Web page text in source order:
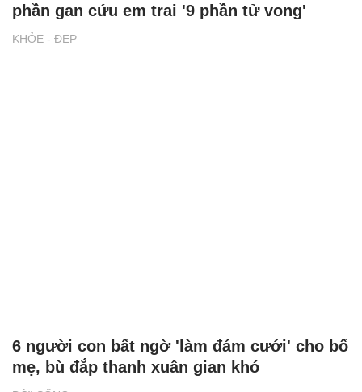
KHỎE - ĐẸP
phần gan cứu em trai '9 phần tử vong'
6 người con bất ngờ 'làm đám cưới' cho bố
mẹ, bù đắp thanh xuân gian khó